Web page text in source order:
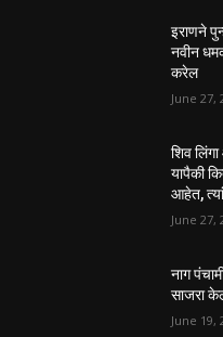
इराणने
नवीन
करेल
June 27,
शिव
यापैकी
आहेत,
June 27,
नाग
साजरा
June 19,